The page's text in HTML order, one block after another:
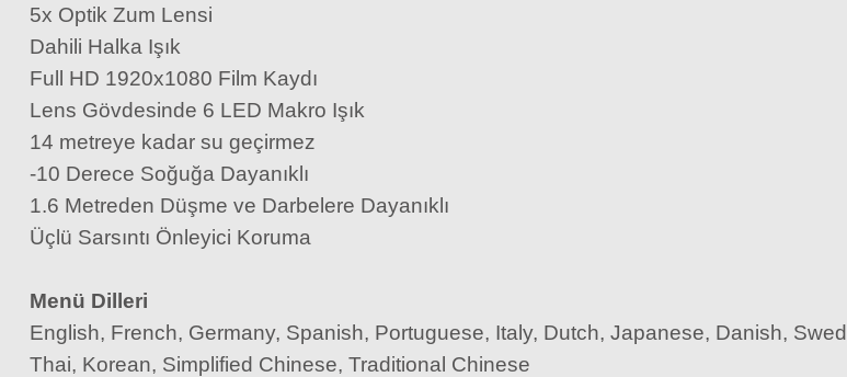
999,00 TL
5x Optik Zum Lensi
Dahili Halka Işık
Full HD 1920x1080 Film Kaydı
Lens Gövdesinde 6 LED Makro Işık
14 metreye kadar su geçirmez
-10 Derece Soğuğa Dayanıklı
1.6 Metreden Düşme ve Darbelere Dayanıklı
Üçlü Sarsıntı Önleyici Koruma
Menü Dilleri
English, French, Germany, Spanish, Portuguese, Italy, Dutch, Japanese, Danish,
Thai, Korean, Simplified Chinese, Traditional Chinese